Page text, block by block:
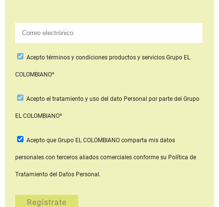
Aceptotérminos y condiciones productos y serviciosGrupo EL
COLOMBIANO*
Acepto el tratamiento y uso del dato Personal por parte del Grupo
EL COLOMBIANO*
Acepto que Grupo EL COLOMBIANOcomparta mis datos
personales con terceros aliados comerciales conforme su Política de
Tratamiento del Datos Personal.